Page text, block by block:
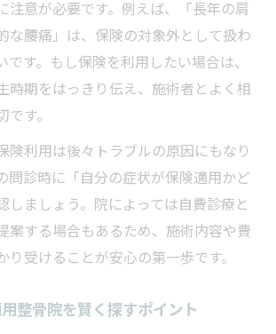
注意が必要です。例えば、「長年の肩
な腰痛」は、保険の対象外として扱わ
です。もし保険を利用したい場合は、
時期をはっきり伝え、施術者とよく相
す。
険利用は後々トラブルの原因にもなり
問診時に「自分の症状が保険適用かど
しましょう。院によっては自費診療と
案する場合もあるため、施術内容や費
り受けることが安心の第一歩です。
整骨院を賢く探すポイント